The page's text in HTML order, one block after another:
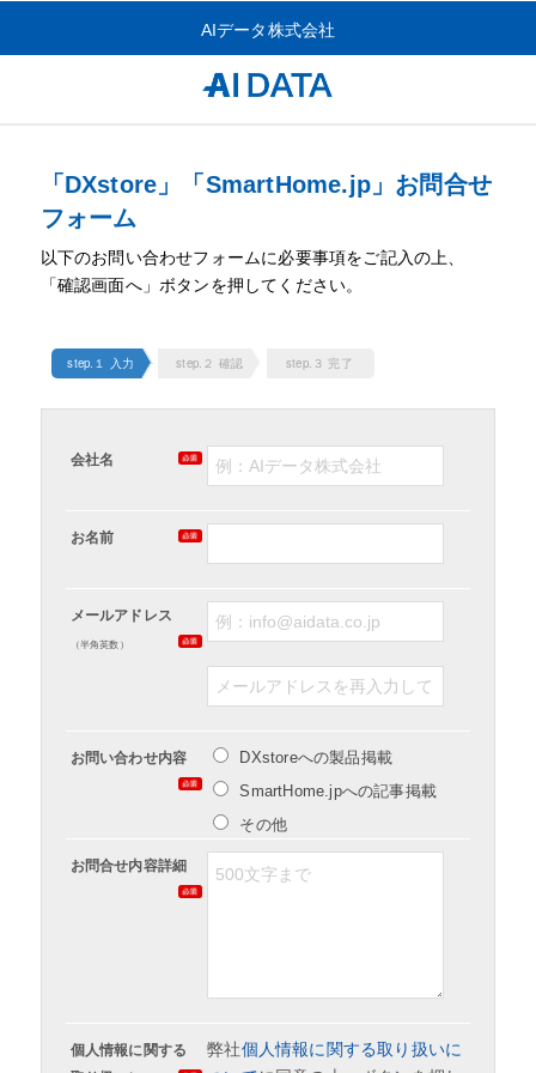
AIデータ株式会社
「DXstore」「SmartHome.jp」お問合せ
フォーム
以下のお問い合わせフォームに必要事項をご記入の上、
「確認画面へ」ボタンを押してください。
step.１ 入力 step.２ 確認 step.３ 完了
会社名
お名前
メールアドレス
（半角英数）
お問い合わせ内容
DXstoreへの製品掲載
SmartHome.jpへの記事掲載
その他
お問合せ内容詳細
個人情報に関する
弊社個人情報に関する取り扱いに